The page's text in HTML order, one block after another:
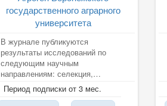
государственного аграрного
университета
В журнале публикуются
результаты исследований по
следующим научным
направлениям: селекция,
семеноводство и биотехнология
растений; селекционно-генетич
Период подписки от 3 мес.